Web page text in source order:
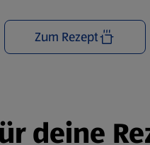
Zum Rezept
deine